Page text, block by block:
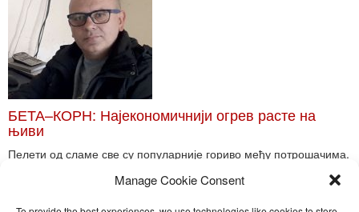
Manage Cookie Consent
БЕТА–КОРН: Најекономичнији огрев расте на
њиви
Пелети од сламе све су популарније гориво међу потрошачима.